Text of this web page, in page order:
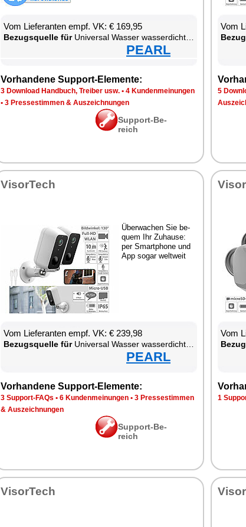
Vom Lie­fe­ran­ten empf. VK: € 169,95
Be­zugs­quel­le fürUni­ver­sal Was­ser was­ser­dich­ter W-LAN was­ser­fest staub­dicht Smart­pho­ne
PEARL
Vor­han­de­ne Sup­port-Ele­men­te:
3 Down­load Hand­buch, Trei­ber usw. • 4 Kun­den­mei­nun­gen
• 3 Pres­se­stim­men & Aus­zeich­nun­gen
Sup­port-Be­
reich
Vom
5
Vi­sor­Tech
Über­wa­chen Sie be­
quem Ihr Zu­hau­se:
per Smart­pho­ne und
App so­gar welt­weit
Vom Lie­fe­ran­ten empf. VK: € 239,98
Be­zugs­quel­le fürUni­ver­sal Was­ser was­ser­dich­ter W-LAN was­ser­fest staub­dicht Smart­pho­ne
PEARL
Vor­han­de­ne Sup­port-Ele­men­te:
3 Sup­port-FAQs • 6 Kun­den­mei­nun­gen • 3 Pres­se­stim­men
& Aus­zeich­nun­gen
Sup­port-Be­
reich
Vom
1
Vi­sor­Tech